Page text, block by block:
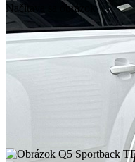
Načítava sa obrázok